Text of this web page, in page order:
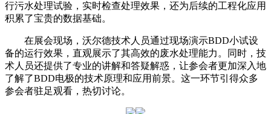
行污水处理试验，实时检查处理效果，还为后续的工程化应用
积累了宝贵的数据基础。
在展会现场，沃尔德技术人员通过现场演示BDD小试设
备的运行效果，直观展示了其高效的废水处理能力。同时，技
术人员还提供了专业的讲解和答疑解惑，让参会者更加深入地
了解了BDD电极的技术原理和应用前景。这一环节引得众多
参会者驻足观看，热切讨论。